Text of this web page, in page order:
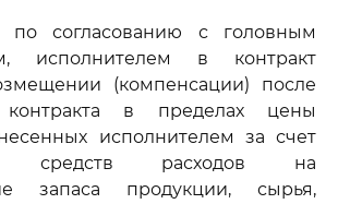
по согласованию с головным
исполнителем в контракт
(компенсации) после
контракта в пределах цены
исполнителем за счет
средств расходов на
запаса продукции, сырья,